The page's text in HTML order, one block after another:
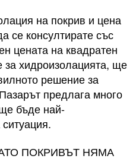
на покрив и цена
се консултирате със
цената на квадратен
за хидроизолацията, ще
решение за
предлага много
бъде най-
ПОКРИВЪТ НЯМА